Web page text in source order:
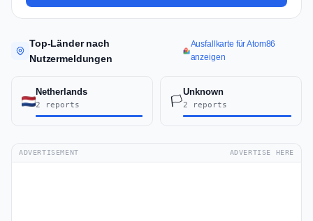
Top-Länder nach
Nutzermeldungen
Ausfallkarte für Atom86
anzeigen
Netherlands
2 reports 🏳️
Unknown
2 reports
ADVERTISEMENT ADVERTISE HERE